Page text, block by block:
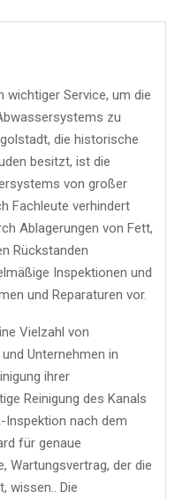
wichtiger Service, um die
zu
die historische
besitzt, ist die
von großer
Fachleute verhindert
Ablagerungen von Fett,
Rückstanden
Inspektionen und
und Reparaturen vor.
Vielzahl von
Unternehmen in
ihrer
Reinigung des Kanals
Inspektion nach dem
für genaue
Wartungsvertrag, der die
wissen.. Die